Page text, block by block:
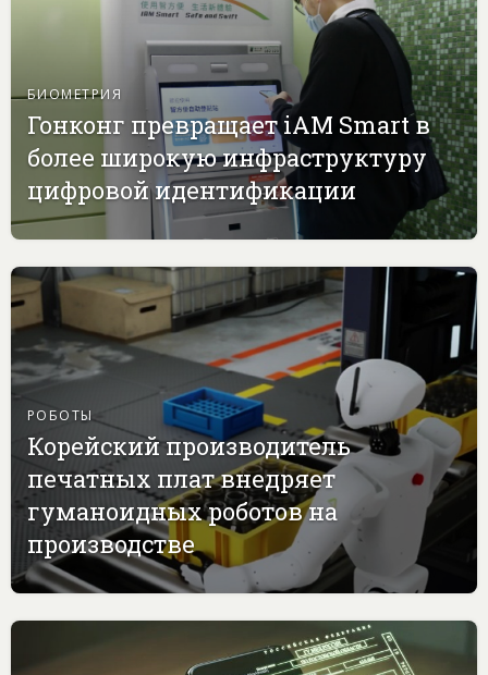
БИОМЕТРИЯ
Гонконг превращает iAM Smart в
более широкую инфраструктуру
цифровой идентификации
РОБОТЫ
Корейский производитель
печатных плат внедряет
гуманоидных роботов на
производстве